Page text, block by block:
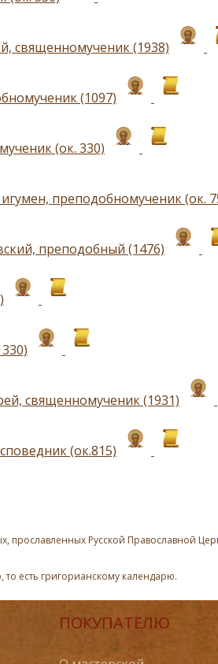
священномученик (1938)
(1097)
(ок. 330)
преподобномученик (ок.
преподобный (1476)
священномученик (1931)
(ок.815)
прославленных Русской Православной
то есть григорианскому календарю.
ПОКУПАТЕЛЮ